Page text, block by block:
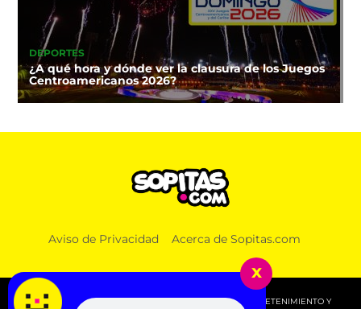
DEPORTES
¿A qué hora y dónde ver la clausura de los Juegos
Centroamericanos 2026?
Aviso de Privacidad Acerca de Sopitas.com
© 2026 SOPITAS.COM - MÚSICA, NOTICIAS, DEPORTES, ENTRETENIMIENTO Y
x